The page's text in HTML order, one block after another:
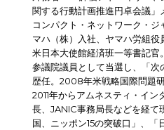
関する行動計画推進円卓会議」
コンパクト・ネットワーク・
マハ（株）入社、ヤマハ労組
米日本大使館経済班一等書記
参議院議員として当選し、「次
歴任。2008年米戦略国際問題
2011年からアムネスティ・イン
長、JANIC事務局長などを経て
国、ニッポン15の突破口」、「